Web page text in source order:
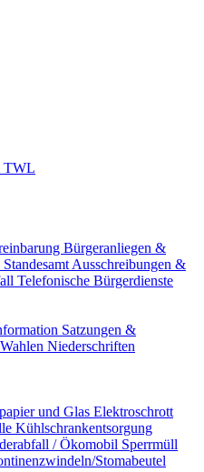
TWL
Bürgeranliegen &
Standesamt Ausschreibungen &
Telefonische Bürgerdienste
Satzungen &
Wahlen Niederschriften
und Glas Elektroschrott
Kühlschrankentsorgung
/ Ökomobil Sperrmüll
Stomabeutel